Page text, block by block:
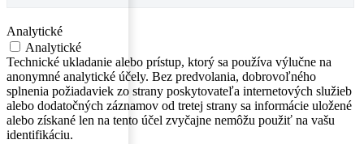
Analytické
Analytické
Technické ukladanie alebo prístup, ktorý sa používa výlučne na
anonymné analytické účely. Bez predvolania, dobrovoľného
splnenia požiadaviek zo strany poskytovateľa internetových služieb
alebo dodatočných záznamov od tretej strany sa informácie uložené
alebo získané len na tento účel zvyčajne nemôžu použiť na vašu
identifikáciu.